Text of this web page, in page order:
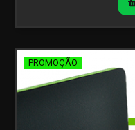
PROMOÇÃO